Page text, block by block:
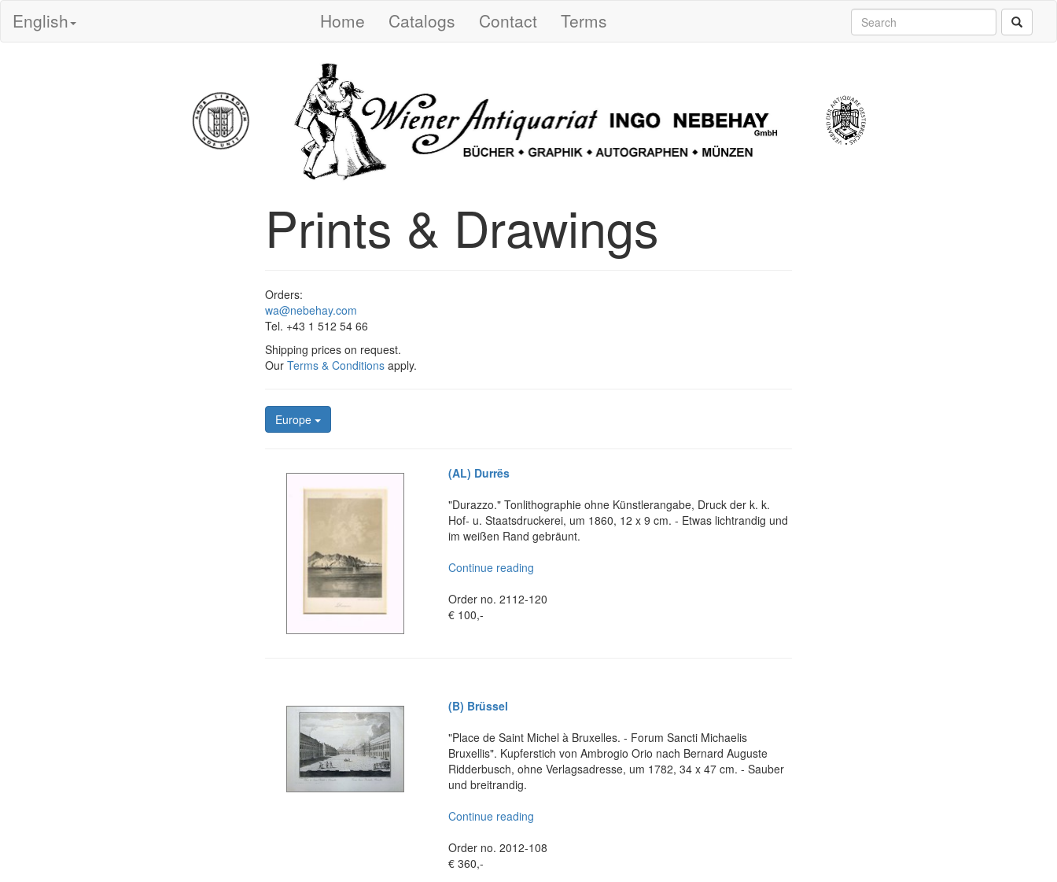
English Home Catalogs Contact Terms
Prints & Drawings
Orders:
wa@nebehay.com
Tel. +43 1 512 54 66
Shipping prices on request.
Our Terms & Conditions apply.
Europe
(AL) Durrës
"Durazzo." Tonlithographie ohne Künstlerangabe, Druck der k. k.
Hof- u. Staatsdruckerei, um 1860, 12 x 9 cm. - Etwas lichtrandig und
im weißen Rand gebräunt.
Continue reading
Order no. 2112-120
€ 100,-
(B) Brüssel
"Place de Saint Michel à Bruxelles. - Forum Sancti Michaelis
Bruxellis". Kupferstich von Ambrogio Orio nach Bernard Auguste
Ridderbusch, ohne Verlagsadresse, um 1782, 34 x 47 cm. - Sauber
und breitrandig.
Continue reading
Order no. 2012-108
€ 360,-